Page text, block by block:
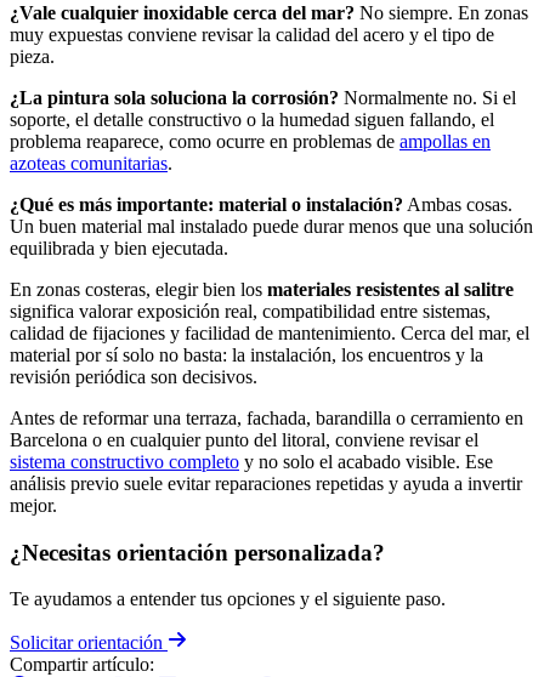
¿Vale cualquier inoxidable cerca del mar? No siempre. En zonas
muy expuestas conviene revisar la calidad del acero y el tipo de
pieza.
¿La pintura sola soluciona la corrosión? Normalmente no. Si el
soporte, el detalle constructivo o la humedad siguen fallando, el
problema reaparece, como ocurre en problemas de ampollas en
azoteas comunitarias.
¿Qué es más importante: material o instalación? Ambas cosas.
Un buen material mal instalado puede durar menos que una solución
equilibrada y bien ejecutada.
En zonas costeras, elegir bien los materiales resistentes al salitre
significa valorar exposición real, compatibilidad entre sistemas,
calidad de fijaciones y facilidad de mantenimiento. Cerca del mar, el
material por sí solo no basta: la instalación, los encuentros y la
revisión periódica son decisivos.
Antes de reformar una terraza, fachada, barandilla o cerramiento en
Barcelona o en cualquier punto del litoral, conviene revisar el
sistema constructivo completo y no solo el acabado visible. Ese
análisis previo suele evitar reparaciones repetidas y ayuda a invertir
mejor.
¿Necesitas orientación personalizada?
Te ayudamos a entender tus opciones y el siguiente paso.
Solicitar orientación
Compartir artículo: